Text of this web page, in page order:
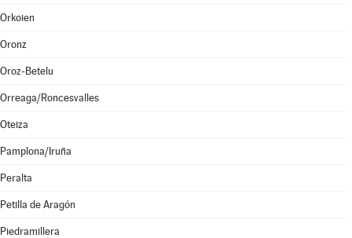
Orkoien
Oronz
Oroz-Betelu
Orreaga/Roncesvalles
Oteiza
Pamplona/Iruña
Peralta
Petilla de Aragón
Piedramillera